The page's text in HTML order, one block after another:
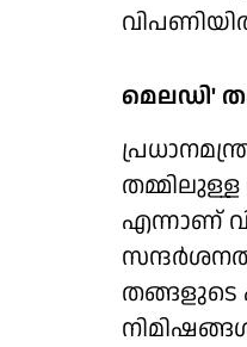
മെലഡി'
എന്നാണ്
തങ്ങളുടെ